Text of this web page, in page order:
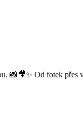
📸🎥✨ Od fotek přes